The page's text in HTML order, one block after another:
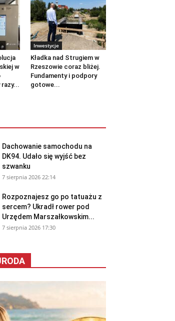
w
Inwestycje
Kładka nad Strugiem w
Rzeszowie coraz bliżej.
Fundamenty i podpory
gotowe...
Dachowanie samochodu na
DK94. Udało się wyjść bez
szwanku
7 sierpnia 2026 22:14
Rozpoznajesz go po tatuażu z
sercem? Ukradł rower pod
Urzędem Marszałkowskim...
7 sierpnia 2026 17:30